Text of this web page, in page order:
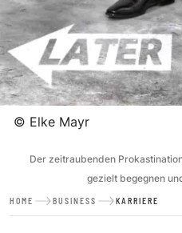
© Elke Mayr
Der zeitraubenden
gezielt begegnen
HOME BUSINESS KARRIERE